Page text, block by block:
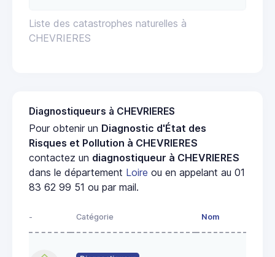
Liste des catastrophes naturelles à
CHEVRIERES
Diagnostiqueurs à CHEVRIERES
Pour obtenir un Diagnostic d'État des
Risques et Pollution à CHEVRIERES
contactez un diagnostiqueur à CHEVRIERES
dans le département Loire ou en appelant au 01
83 62 99 51 ou par mail.
- Catégorie Nom